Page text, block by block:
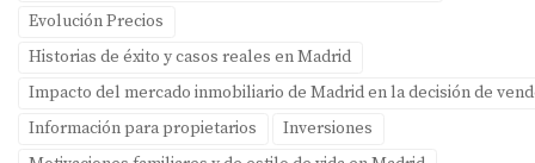
Evolución Precios
Historias de éxito y casos reales en Madrid
Impacto del mercado inmobiliario de Madrid en la decisión de
Información para propietarios
Inversiones